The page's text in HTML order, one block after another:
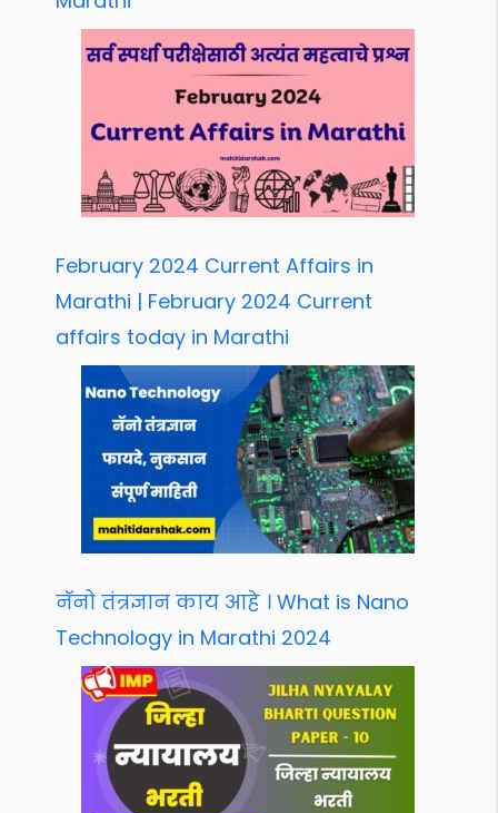
February 2024 Current Affairs in
Marathi | February 2024 Current
affairs today in Marathi
नॅनो तंत्रज्ञान काय आहे । What is Nano
Technology in Marathi 2024